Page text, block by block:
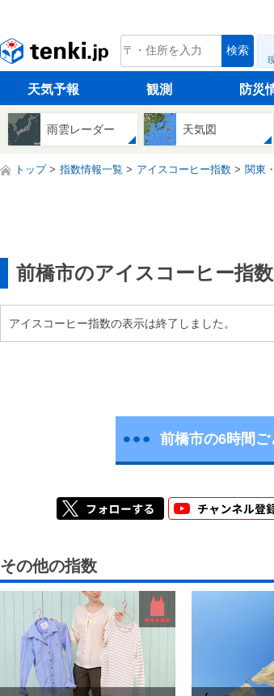
tenki.jp 検索
天気予報 観測 防災
雨雲レーダー 天気図
トップ 指数情報一覧 アイスコーヒー指数 関東
前橋市のアイスコーヒー指数
アイスコーヒー指数の表示は終了しました。
前橋市の6時間
その他の指数